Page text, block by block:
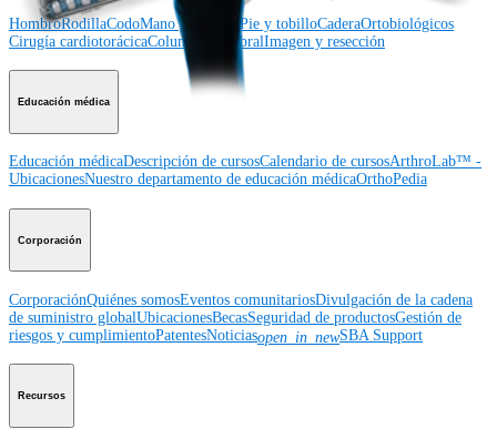
HombroRodillaCodoMano y muñecaPie y tobilloCaderaOrtobiológicos
Cirugía cardiotorácicaColumna vertebralImagen y resección
Educación médica
Educación médicaDescripción de cursosCalendario de cursosArthroLab™ -
UbicacionesNuestro departamento de educación médicaOrthoPedia
Corporación
CorporaciónQuiénes somosEventos comunitariosDivulgación de la cadena
de suministro globalUbicacionesBecasSeguridad de productosGestión de
riesgos y cumplimientoPatentesNoticiasopen_in_newSBA Support
Recursos